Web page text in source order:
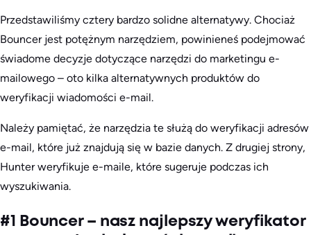
Przedstawiliśmy cztery bardzo solidne alternatywy. Chociaż
Bouncer jest potężnym narzędziem, powinieneś podejmować
świadome decyzje dotyczące narzędzi do marketingu e-
mailowego – oto kilka alternatywnych produktów do
weryfikacji wiadomości e-mail.
Należy pamiętać, że narzędzia te służą do weryfikacji adresów
e-mail, które już znajdują się w bazie danych. Z drugiej strony,
Hunter weryfikuje e-maile, które sugeruje podczas ich
wyszukiwania.
#1 Bouncer – nasz najlepszy weryfikator